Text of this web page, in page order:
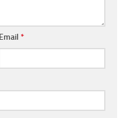
Email *